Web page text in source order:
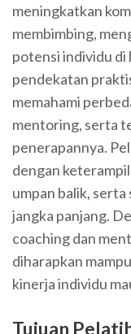
meningkatkan
membimbing,
potensi individu di
pendekatan
memahami
mentoring, serta
penerapannya.
dengan
umpan balik,
jangka panjang.
coaching dan
diharapkan
kinerja individu
Tujuan